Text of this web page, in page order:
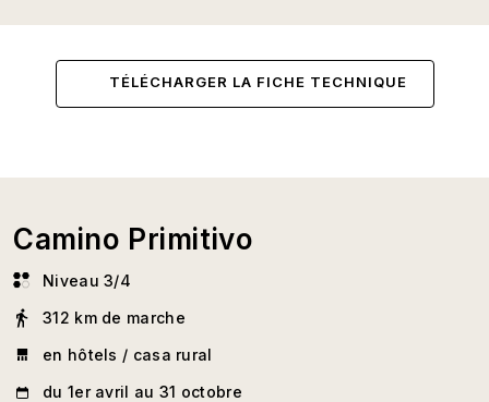
TÉLÉCHARGER LA FICHE TECHNIQUE
Camino Primitivo
Niveau 3/4
312 km de marche
en hôtels / casa rural
du 1er avril au 31 octobre